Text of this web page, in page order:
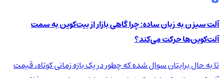
آلت سیزن به زبان ساده: چرا گاهی بازار از بیت‌کوین به سمت
آلت‌کوین‌ها حرکت می‌کند؟
تا به حال برایتان سوال شده که چطور در یک بازه زمانی کوتاه، قیمت